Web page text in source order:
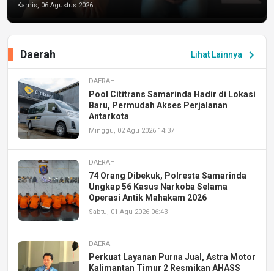
Kamis, 06 Agustus 2026
Lihat Lainnya chevron_right
Daerah
DAERAH
Pool Cititrans Samarinda Hadir di Lokasi
Baru, Permudah Akses Perjalanan
Antarkota
Minggu, 02 Agu 2026 14:37
DAERAH
74 Orang Dibekuk, Polresta Samarinda
Ungkap 56 Kasus Narkoba Selama
Operasi Antik Mahakam 2026
Sabtu, 01 Agu 2026 06:43
DAERAH
Perkuat Layanan Purna Jual, Astra Motor
Kalimantan Timur 2 Resmikan AHASS